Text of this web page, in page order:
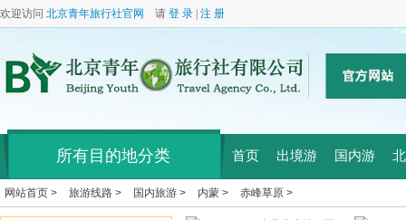
欢迎访问 北京青年旅行社官网 请 登 录 注 册
所有目的地分类 首页 出境游 国内游
网站首页 > 旅游线路 > 国内旅游 > 内蒙 > 赤峰草原 >